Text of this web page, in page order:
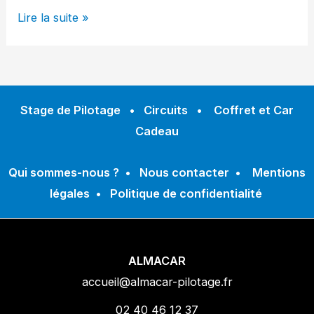
Lire la suite »
Stage de Pilotage • Circuits • Coffret et Car
Cadeau
Qui sommes-nous ? • Nous contacter • Mentions
légales • Politique de confidentialité
ALMACAR
accueil@almacar-pilotage.fr
02 40 46 12 37